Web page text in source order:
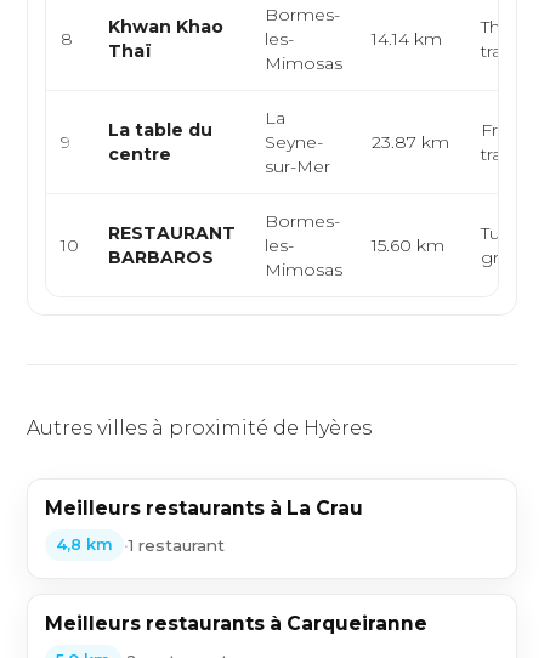
8
Khwan Khao
Thaï
Bormes-
les-
Mimosas
14.14 km
Thaï,
traiteur
9
La table du
centre
La
Seyne-
sur-Mer
23.87 km
10
RESTAURANT
BARBAROS
Bormes-
les-
Mimosas
15.60 km
Turc,
Autres villes à proximité de Hyères
Meilleurs restaurants à La Crau
4,8 km •1 restaurant
Meilleurs restaurants à Carqueiranne